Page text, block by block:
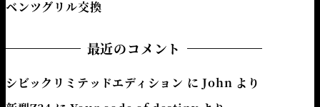
ベンツグリル交換
最近のコメント
シビックリミテッドエディション にJohn より